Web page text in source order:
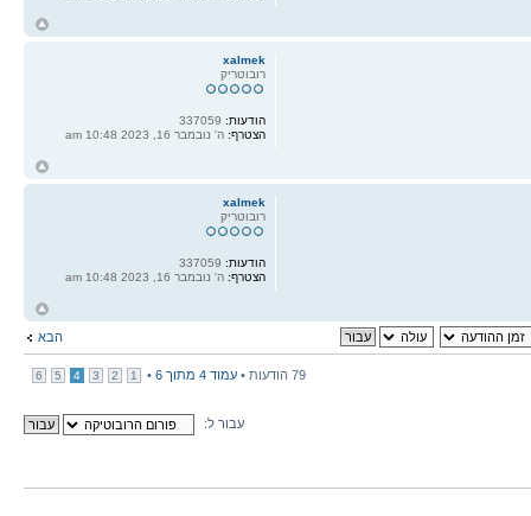
xalmek
רובוטריק
הודעות:337059
הצטרף:ה' נובמבר 16, 2023 10:48 am
xalmek
רובוטריק
הודעות:
הצטרף: ה' נובמבר 16, 2023 10:48 am
הבא
79 הודעות • עמוד 4 מתוך 6
•
1
2
3
4
5
6
עבור ל: